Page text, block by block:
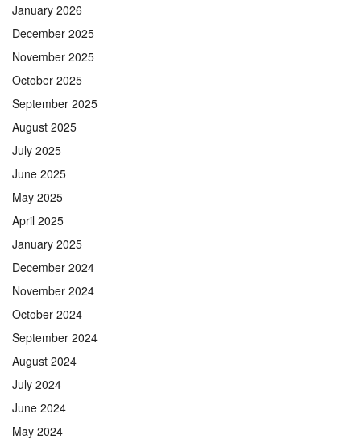
January 2026
December 2025
November 2025
October 2025
September 2025
August 2025
July 2025
June 2025
May 2025
April 2025
January 2025
December 2024
November 2024
October 2024
September 2024
August 2024
July 2024
June 2024
May 2024